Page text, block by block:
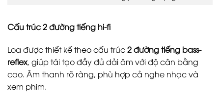
Cấu trúc 2 đường tiếng hi-fi
Loa được thiết kế theo cấu trúc2 đường tiếng bass-
reflex, giúp tái tạo đầy đủ dải âm với độ cân bằng
cao. Âm thanh rõ ràng, phù hợp cả nghe nhạc và
xem phim.